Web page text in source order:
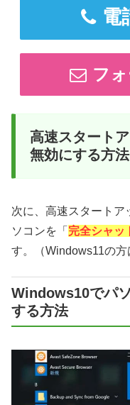
電
フ
高速スタート
無効にする方法
次に、高速スタート
ソコンを「 完全シャッ
す。（Windows11の方
Windows10でパ
する方法